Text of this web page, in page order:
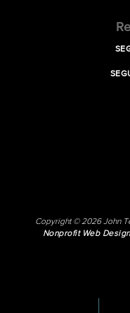
Copyright © 2026 John
Nonprofit Web Design